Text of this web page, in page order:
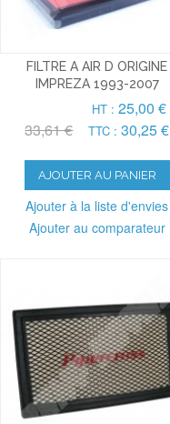
FILTRE A AIR D ORIGINE
IMPREZA 1993-2007
33,61 €
HT : 25,00 €
TTC : 30,25 €
AJOUTER AU PANIER
Ajouter à la liste d'envies
Ajouter au comparateur